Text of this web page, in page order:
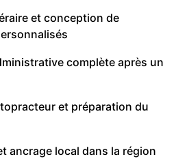
et conception de
complète après un
et préparation du
ancrage local dans la région